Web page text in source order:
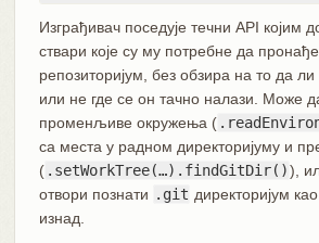
Изграђивач поседује течни API којим
ствари које су му потребне да
репозиторијум, без обзира на то да
или не где се он тачно налази. Може
променљиве окружења (
са места у радном директоријуму и
( .setWorkTree(…).findGitDir()),
отвори познати .git директоријум
изнад.